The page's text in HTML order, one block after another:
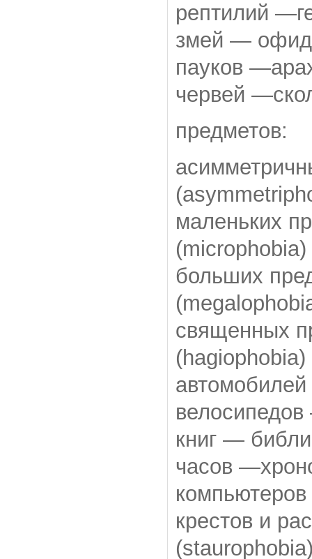
рептилий
змей —
пауков
червей
предметов:
маленьких
(microphobia)
больших
священных
(hagiophobia)
книг —
часов
крестов и